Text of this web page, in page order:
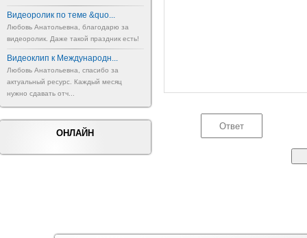
Видеоролик по теме &quo...
Любовь Анатольевна, благодарю за
видеоролик. Даже такой праздник есть!
Видеоклип к Международн...
Любовь Анатольевна, спасибо за
актуальный ресурс. Каждый месяц
нужно сдавать отч...
ОНЛАЙН